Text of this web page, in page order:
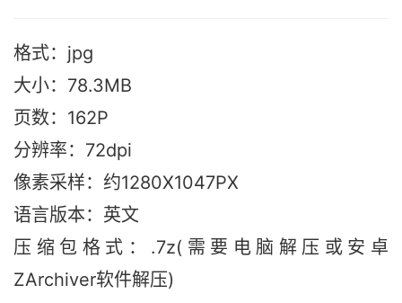
格式：jpg
大小：78.3MB
页数：162P
分辨率：72dpi
像素采样：约1280X1047PX
语言版本：英文
压缩包格式：.7z(需要电脑解压或安卓
ZArchiver软件解压)